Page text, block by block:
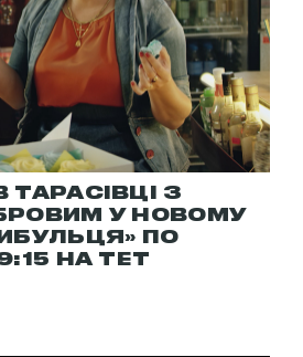
ТАРАСІВЦІ З
У НОВОМУ
ПО
НА ТЕТ